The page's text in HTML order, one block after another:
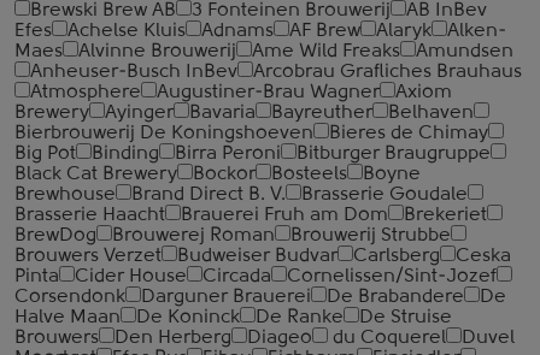
Brewski Brew AB 3 Fonteinen Brouwerij
AB InBev
Efes
Achelse Kluis Adnams AF Brew Alaryk
Alken-
Maes
Alvinne Brouwerij Ame Wild Freaks
Amundsen
Anheuser-Busch InBev
Arcobrau Grafliches Brauhaus
Atmosphere
Augustiner-Brau Wagner
Axiom
Brewery
Ayinger Bavaria Bayreuther
Belhaven
Bierbrouwerij De Koningshoeven
Bieres de Chimay
Big Pot
Binding Birra Peroni
Bitburger Braugruppe
Black Cat Brewery
Bockor Bosteels
Boyne
Brewhouse
Brand Direct B. V.
Brasserie Goudale
Brasserie Haacht
Brauerei Fruh am Dom
Brekeriet
BrewDog
Brouwerej Roman
Brouwerij Strubbe
Brouwers Verzet
Budweiser Budvar Carlsberg
Ceska
Pinta
Cider House Circada
Cornelissen/Sint-Jozef
Corsendonk
Darguner Brauerei De Brabandere
De
Halve Maan
De Koninck De Ranke
De Struise
Brouwers
Den Herberg Diageo du Coquerel
Duvel